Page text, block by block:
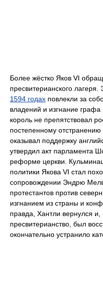
Более жёстко Яков VI
пресвитерианского лагеря.
1594 годах повлекли за
владений и изгнание
король не препятствовал
постепенному отстранению
оказывал поддержку
утвердил акт парламента
реформе церкви.
политики Якова VI стал
сопровождении Эндрю
протестантов против
изгнанием из страны и
правда, Хантли вернулся
пресвитерианство, был
окончательно устранило